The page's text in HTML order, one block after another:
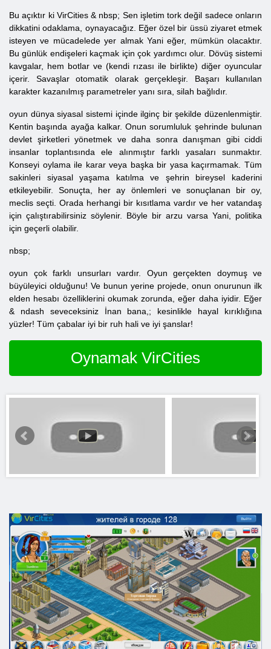
Bu açıktır ki VirCities & nbsp; Sen işletim tork değil sadece onların
dikkatini odaklama, oynayacağız. Eğer özel bir üssü ziyaret etmek
isteyen ve mücadelede yer almak Yani eğer, mümkün olacaktır.
Bu günlük endişeleri kaçmak için çok yardımcı olur. Dövüş sistemi
kavgalar, hem botlar ve (kendi rızası ile birlikte) diğer oyuncular
içerir. Savaşlar otomatik olarak gerçekleşir. Başarı kullanılan
karakter kazanılmış parametreler yanı sıra, silah bağlıdır.
oyun dünya siyasal sistemi içinde ilginç bir şekilde düzenlenmiştir.
Kentin başında ayağa kalkar. Onun sorumluluk şehrinde bulunan
devlet şirketleri yönetmek ve daha sonra danışman gibi ciddi
insanlar toplantısında ele alınmıştır farklı yasaları sunmaktır.
Konseyi oylama ile karar veya başka bir yasa kaçırmamak. Tüm
sakinleri siyasal yaşama katılma ve şehrin bireysel kaderini
etkileyebilir. Sonuçta, her ay önlemleri ve sonuçlanan bir oy,
meclis seçti. Orada herhangi bir kısıtlama vardır ve her vatandaş
için çalıştırabilirsiniz söylenir. Böyle bir arzu varsa Yani, politika
için geçerli olabilir.
nbsp;
oyun çok farklı unsurları vardır. Oyun gerçekten doymuş ve
büyüleyici olduğunu! Ve bunun yerine projede, onun onurunun ilk
elden hesabı özelliklerini okumak zorunda, eğer daha iyidir. Eğer
& ndash seveceksiniz İnan bana,; kesinlikle hayal kırıklığına
yüzler! Tüm çabalar iyi bir ruh hali ve iyi şanslar!
Oynamak VirCities